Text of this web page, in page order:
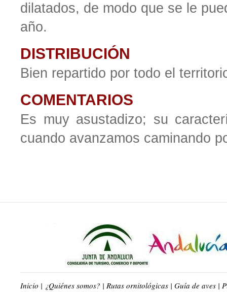
dilatados, de modo que se le
año.
DISTRIBUCIÓN
Bien repartido por todo el
COMENTARIOS
Es muy asustadizo; su
cuando avanzamos caminando
Inicio | ¿Quiénes somos? | Rutas ornitológicas | Guía de aves |